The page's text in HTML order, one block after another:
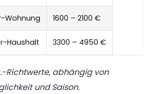
Wohnung 1600 – 2100 €
Haushalt 3300 – 4950 €
Richtwerte, abhängig von
und Saison.